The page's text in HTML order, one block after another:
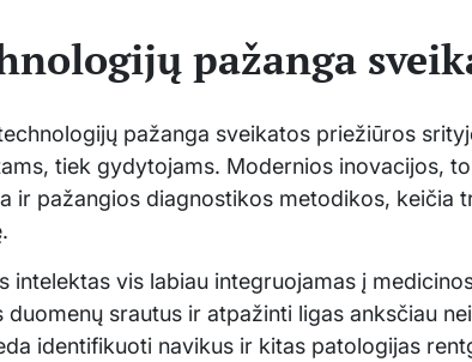
pažanga
pažanga sveikatos priežiūros
tiek gydytojams. Modernios inovacijos,
ir pažangios diagnostikos metodikos, keičia
intelektas vis labiau integruojamas į
duomenų srautus ir atpažinti ligas anksčiau
identifikuoti navikus ir kitas patologijas